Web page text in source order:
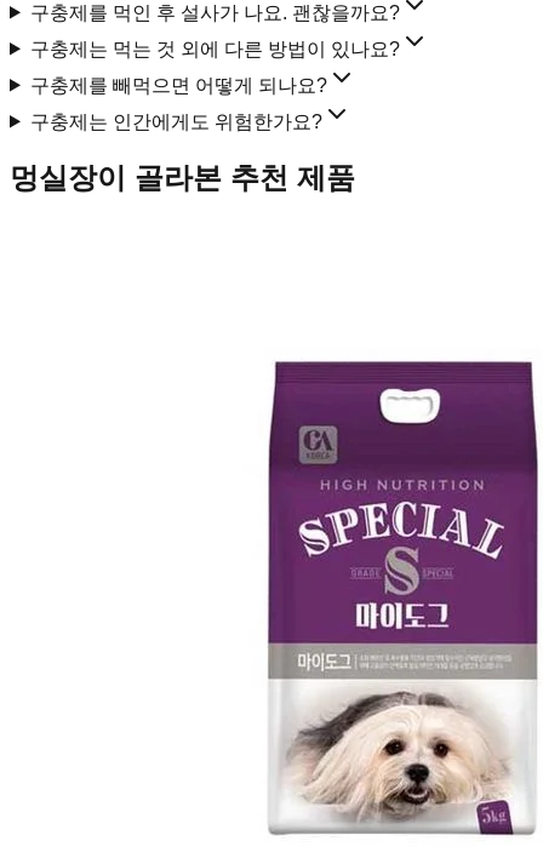
구충제를 먹인 후 설사가 나요. 괜찮을까요?
구충제는 먹는 것 외에 다른 방법이 있나요?
구충제를 빼먹으면 어떻게 되나요?
구충제는 인간에게도 위험한가요?
멍실장이 골라본 추천 제품